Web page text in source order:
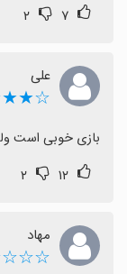
۷ ۲
علی
بازی خوبی است
۱۲ ۲
مهاد